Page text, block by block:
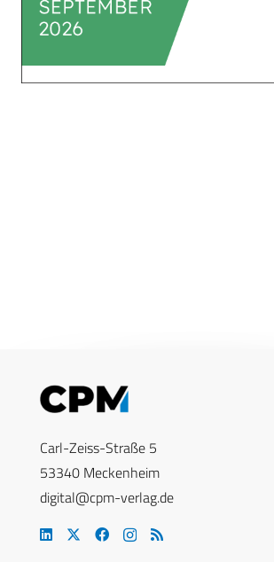
Carl-Zeiss-Straße 5
53340 Meckenheim
digital@cpm-verlag.de